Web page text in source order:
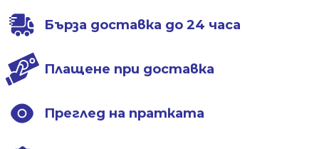
Бърза доставка до 24 часа
Плащене при доставка
Преглед на пратката